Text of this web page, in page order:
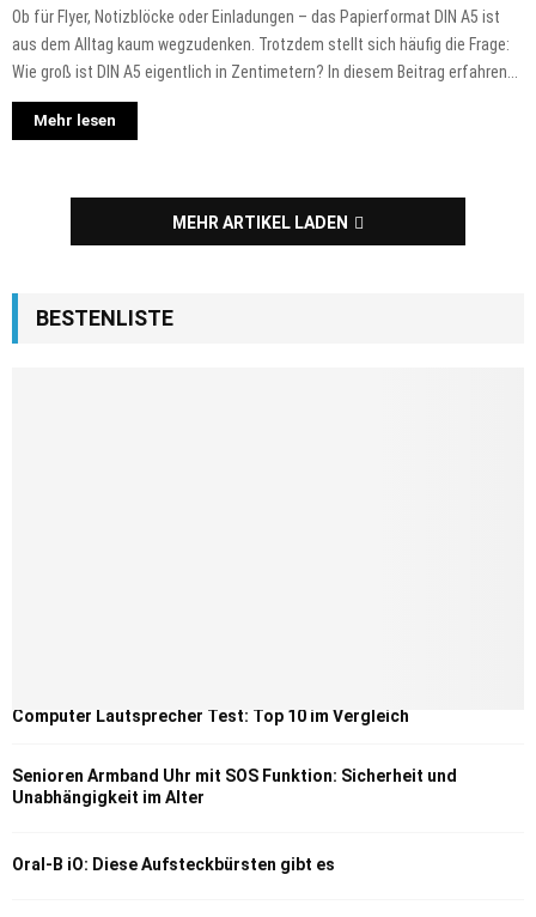
Ob für Flyer, Notizblöcke oder Einladungen – das Papierformat DIN A5 ist
aus dem Alltag kaum wegzudenken. Trotzdem stellt sich häufig die Frage:
Wie groß ist DIN A5 eigentlich in Zentimetern? In diesem Beitrag erfahren...
Mehr lesen
MEHR ARTIKEL LADEN
BESTENLISTE
Computer Lautsprecher Test: Top 10 im Vergleich
Senioren Armband Uhr mit SOS Funktion: Sicherheit und
Unabhängigkeit im Alter
Oral-B iO: Diese Aufsteckbürsten gibt es